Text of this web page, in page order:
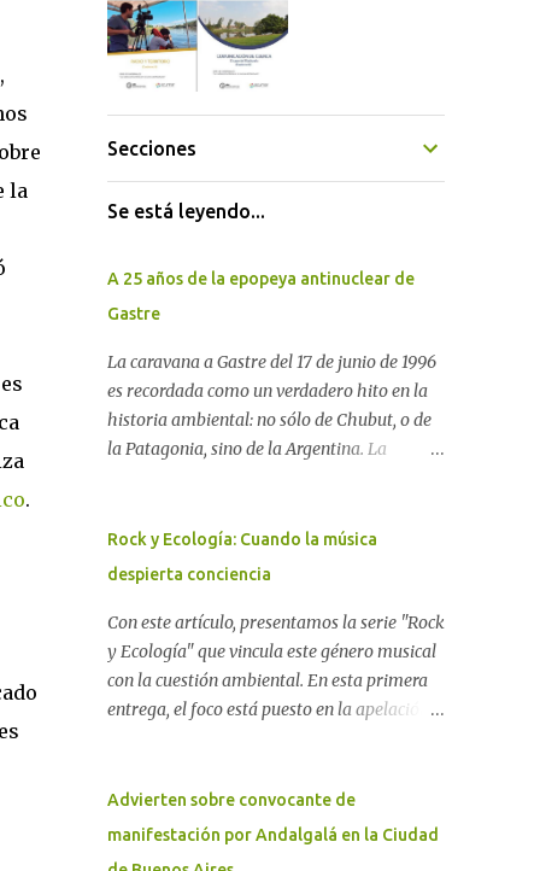
la
.
Secciones
Se está leyendo...
A 25 años de la epopeya antinuclear de
Gastre
La caravana a Gastre del 17 de junio de 1996
es recordada como un verdadero hito en la
historia ambiental: no sólo de Chubut, o de
la Patagonia, sino de la Argentina. La
para construir un basurero de residuos
nucleares en Gastre (centro-norte de
avanzó un proyecto legislativo nacional al
respecto. En este artículo, la investigadora
Ayelen Dichdji reconstruye la historia del
Movimiento Antinuclear de Chubut (MACH)
territorial frente a las imposiciones de la
tecnocracia nuclear globalizada. Dossier N°
Rock y Ecología: Cuando la música
despierta conciencia
Con este artículo, presentamos la serie "Rock
y Ecología" que vincula este género musical
con la cuestión ambiental. En esta primera
entrega, el foco está puesto en la apelación
Desde el legendario El Oso hasta las
recientes apariciones de la Pachama Mama
Advierten sobre convocante de
manifestación por Andalgalá en la Ciudad